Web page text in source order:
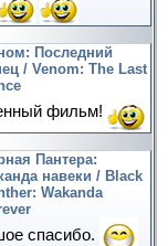
Последний
/ Venom: The Last
фильм!
Пантера:
навеки / Black
Wakanda
спасибо.